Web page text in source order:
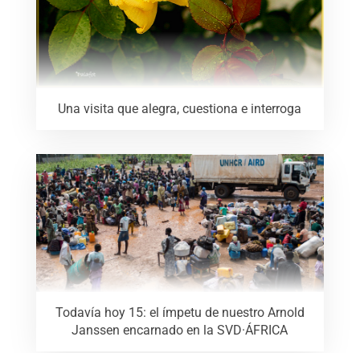
Una visita que alegra, cuestiona e interroga
Todavía hoy 15: el ímpetu de nuestro Arnold
Janssen encarnado en la SVD·ÁFRICA